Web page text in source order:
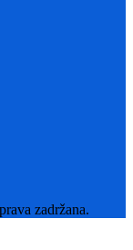
zadržana.